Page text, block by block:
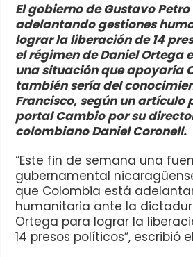
El gobierno de Gustavo
adelantando gestiones
lograr la liberación de 14
el régimen de Daniel Ortega
una situación que apoyaría
también sería del
Francisco, según un artículo
portal Cambio por su
colombiano Daniel Coronell.
“Este fin de semana una
gubernamental
que Colombia está
humanitaria ante la
Ortega para lograr la
14 presos políticos”, escribió